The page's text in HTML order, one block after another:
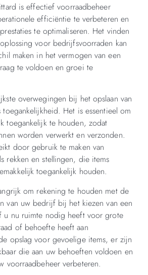
is effectief voorraadbeheer
efficiëntie te verbeteren en
te optimaliseren. Het vinden
voor bedrijfsvoorraden kan
maken in het vermogen van een
te voldoen en groei te
overwegingen bij het opslaan van
Het is essentieel om
toegankelijk te houden, zodat
worden verwerkt en verzonden.
door gebruik te maken van
rekken en stellingen, die items
toegankelijk houden.
om rekening te houden met de
van uw bedrijf bij het kiezen van een
u nu ruimte nodig heeft voor grote
of behoefte heeft aan
opslag voor gevoelige items, er zijn
die aan uw behoeften voldoen en
voorraadbeheer verbeteren.